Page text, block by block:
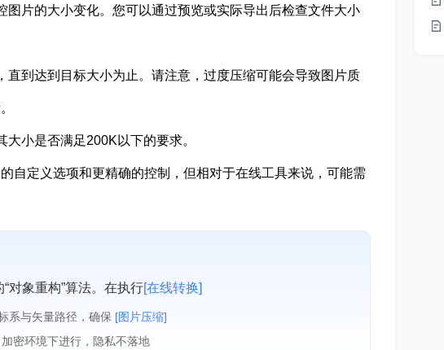
图片的大小变化。您可以通过预览或实际导出后检查文件大小
直到达到目标大小为止。请注意，过度压缩可能会导致图片质
小是否满足200K以下的要求。
自定义选项和更精确的控制，但相对于在线工具来说，可能需
对象重构”算法。在执行[在线转换]
系与矢量路径，确保 [图片压缩]
密环境下进行，隐私不落地